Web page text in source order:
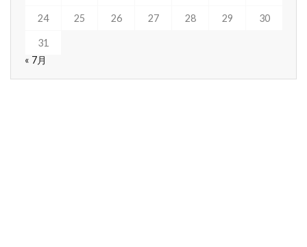
24 25 26 27 28 29 30
31
« 7月